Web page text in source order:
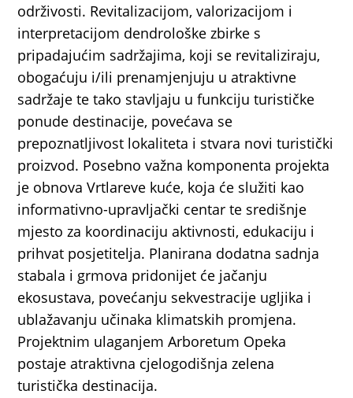
održivosti. Revitalizacijom, valorizacijom i
interpretacijom dendrološke zbirke s
pripadajućim sadržajima, koji se revitaliziraju,
obogaćuju i/ili prenamjenjuju u atraktivne
sadržaje te tako stavljaju u funkciju turističke
ponude destinacije, povećava se
prepoznatljivost lokaliteta i stvara novi turistički
proizvod. Posebno važna komponenta projekta
je obnova Vrtlareve kuće, koja će služiti kao
informativno-upravljački centar te središnje
mjesto za koordinaciju aktivnosti, edukaciju i
prihvat posjetitelja. Planirana dodatna sadnja
stabala i grmova pridonijet će jačanju
ekosustava, povećanju sekvestracije ugljika i
ublažavanju učinaka klimatskih promjena.
Projektnim ulaganjem Arboretum Opeka
postaje atraktivna cjelogodišnja zelena
turistička destinacija.